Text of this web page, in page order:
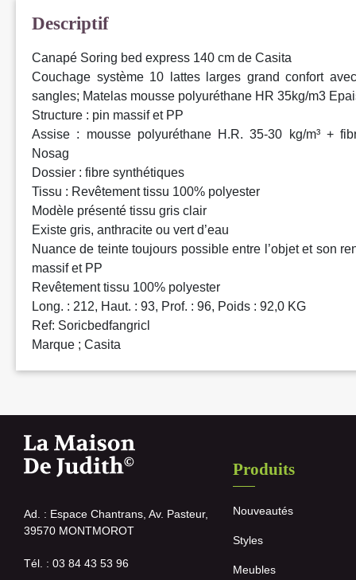
Descriptif
Canapé Soring bed express 140 cm de Casita
Couchage système 10 lattes larges grand confort
sangles; Matelas mousse polyuréthane HR 35kg/m3
Structure : pin massif et PP
Assise : mousse polyuréthane H.R. 35-30 kg/m³ +
Nosag
Dossier : fibre synthétiques
Tissu : Revêtement tissu 100% polyester
Modèle présenté tissu gris clair
Existe gris, anthracite ou vert d’eau
Nuance de teinte toujours possible entre l’objet et son
massif et PP
Revêtement tissu 100% polyester
Long. : 212, Haut. : 93, Prof. : 96, Poids : 92,0 KG
Ref: Soricbedfangricl
Marque ; Casita
Ad. : Espace Chantrans, Av. Pasteur,
39570 MONTMOROT
Tél. : 03 84 43 53 96
Produits
Nouveautés
Styles
Meubles